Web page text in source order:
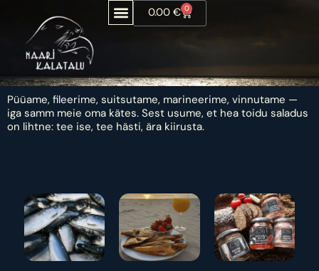
juurde
0.00€ 0
Ostukorv
Püüame, fileerime, suitsutame, marineerime, vinnutame —
iga samm meie oma kätes. Sest usume, et hea toidu saladus
on lihtne: tee ise, tee hästi, ära kiirusta.